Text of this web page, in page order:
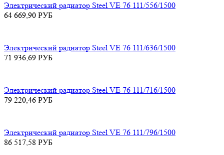
Электрический радиатор Steel VE 76 111/556/1500
64 669,90 РУБ
Электрический радиатор Steel VE 76 111/636/1500
71 936,69 РУБ
Электрический радиатор Steel VE 76 111/716/1500
79 220,46 РУБ
Электрический радиатор Steel VE 76 111/796/1500
86 517,58 РУБ